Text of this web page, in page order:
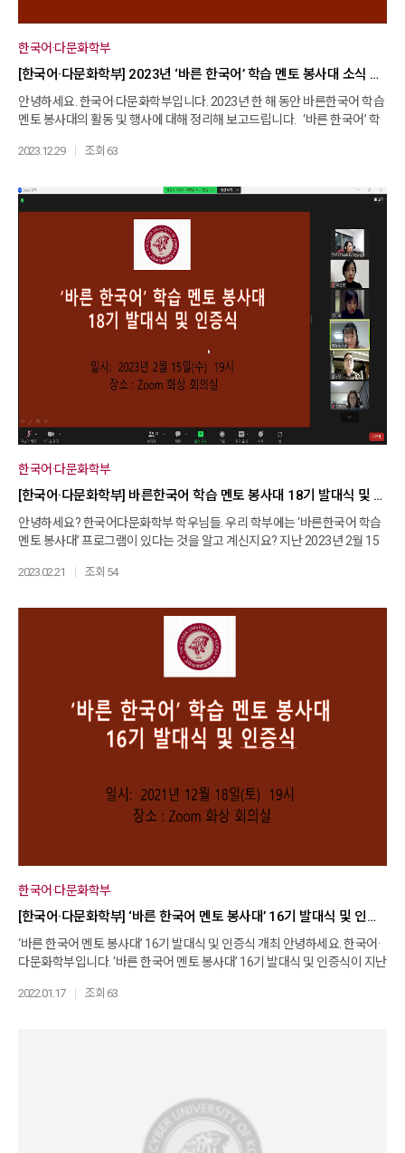
한국어·다문화학부
[한국어·다문화학부] 2023년 ‘바른 한국어’ 학습 멘토 봉사대 소식 정리
안녕하세요. 한국어·다문화학부입니다. 2023년 한 해 동안 바른한국어 학습
멘토 봉사대의 활동 및 행사에 대해 정리해 보고드립니다. ‘바른 한국어’ 학
대1로 한국어를 가르쳐주는 봉사 단체입니다. 본 봉사대는 매 학기 1차례 한
육 봉사 인증서’를 수여합니다. 재학 기간에 한국어교육에 대한 이론을 실제
로 적용해볼 수 있다는 장점이 있어, 많은 학생이 한국어 멘토가 되어 본 봉사
대에 참여해왔습니다. 2014년부터 시작되어 10년째 운영되고 있는 본 봉사
대는 2023년에도 1학기와 2학기 각각 봉사대 발대식이 있었고, 이들 봉사대
원은 열심히 봉사활동을 하고 있습니다. 2023년 ‘바른 한국어’ 봉사대 행사
는 다음과 같이 거행되었습니다. 2023년 2월 15일(수) 19시, ‘바른한국어’
봉사대 18기 발대식 및 인증식 2023년 8월 16일(수) 20시, ‘바른한국어’ 봉
사대 19기 발대식 및 인증식 2023년 9월 20일(수) 20시, ‘바른한국어’ 봉사
대 19기 중간 점검 회의 2024년 1월에도 한국어 멘토를 모집할 예정이오니,
2023.12.29 조회 63
한국어·다문화학부
[한국어·다문화학부] 바른한국어 학습 멘토 봉사대 18기 발대식 및 인증식
안녕하세요? 한국어다문화학부 학우님들. 우리 학부에는 ‘바른한국어 학습
멘토 봉사대’ 프로그램이 있다는 것을 알고 계신지요? 지난 2023년 2월 15
식을 전합니다. zoom 화상 회의실에 진행된 이번 발대식 및 인증식에는 남
주셨습니다. 행사는 남은경 교수님께서 바른한국어 봉사대에 대한 소개를
해 주시면서 시작이 되었고요. 교수님께서는 봉사 활동 방법에 대한 자세한
안내를 해 주시기도 했습니다. 다음으로 18기 임명장 수여 순서가 있었습니
다. 임명장 대상자는 다음과 같습니다. 이어서 자랑스러운 인증서 수여 시간
습 멘토 봉사대’는 우리 학부의 자랑입니다. 이 봉사대 활동에 많은 관심과 참
여를 부탁 드립니다.
2023.02.21 조회 54
한국어·다문화학부
[​한국어·다문화학부] ‘바른 한국어 멘토 봉사대’ 16기 발대식 및 인증식 개최
‘바른 한국어 멘토 봉사대’ 16기 발대식 및 인증식 개최 안녕하세요. 한국어·
다문화학부입니다. ‘바른 한국어 멘토 봉사대’ 16기 발대식 및 인증식이 지난
증식에서는 지난 6개월 간 열심히 한국어교육 봉사를 한 19인이 봉사활동
해주셨고, 이기태 교수님은 봉사활동의 가치에 대해서 말씀해주셨습니다.
이선영 교수님께서는 과거 대학시절의 일대일 한국어봉사로 말미암아 지금
의 한국어교육 교수가 되게 되었다는 경험담을 이야기하시면서, 멘토들의
2022.01.17 조회 63